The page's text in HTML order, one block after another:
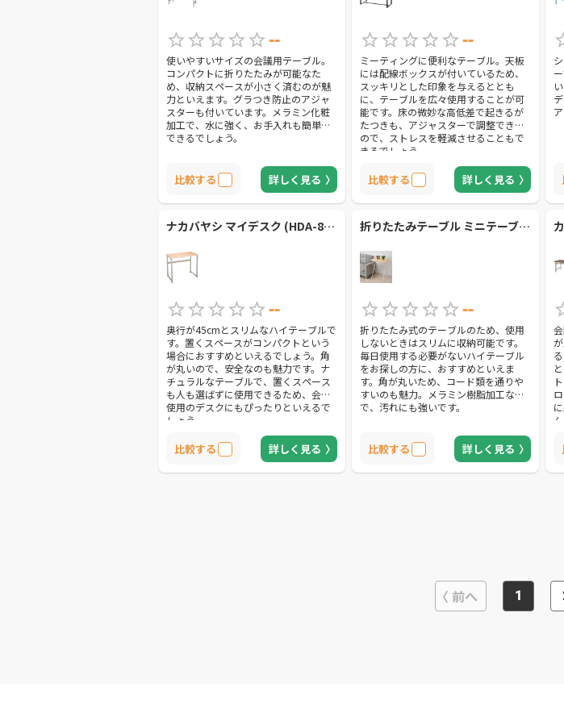
--
使いやすいサイズの会議用テーブル。
コンパクトに折りたたみが可能なた
め、収納スペースが小さく済むのが魅
力といえます。グラつき防止のアジャ
スターも付いています。メラミン化粧
加工で、水に強く、お手入れも簡単に
できるでしょう。
比較する 詳しく見る
--
ミーティングに便利なテーブル。天板
には配線ボックスが付いているため、
スッキリとした印象を与えるととも
に、テーブルを広々使用することが可
能です。床の微妙な高低差で起きるが
たつきも、アジャスターで調整できる
ので、ストレスを軽減させることもで
きるでしょう。
比較する 詳しく見る
ナカバヤシ マイデスク (HDA-8045NM)【ナカバヤシ】
--
奥行が45cmとスリムなハイテーブルで
す。置くスペースがコンパクトという
場合におすすめといえるでしょう。角
が丸いので、安全なのも魅力です。ナ
チュラルなテーブルで、置くスペース
も人も選ばずに使用できるため、会社
使用のデスクにもぴったりといえるで
しょう。
比較する 詳しく見る
折りたたみテーブル ミニテーブル （RYST5040H）【山善】
--
折りたたみ式のテーブルのため、使用
しないときはスリムに収納可能です。
毎日使用する必要がないハイテーブル
をお探しの方に、おすすめといえま
す。角が丸いため、コード類を通りや
すいのも魅力。メラミン樹脂加工なの
で、汚れにも強いです。
比較する 詳しく見る
ん
前へ 1